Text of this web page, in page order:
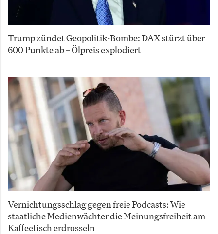
Trump zündet Geopolitik-Bombe: DAX stürzt über
600 Punkte ab – Ölpreis explodiert
Vernichtungsschlag gegen freie Podcasts: Wie
staatliche Medienwächter die Meinungsfreiheit am
Kaffeetisch erdrosseln